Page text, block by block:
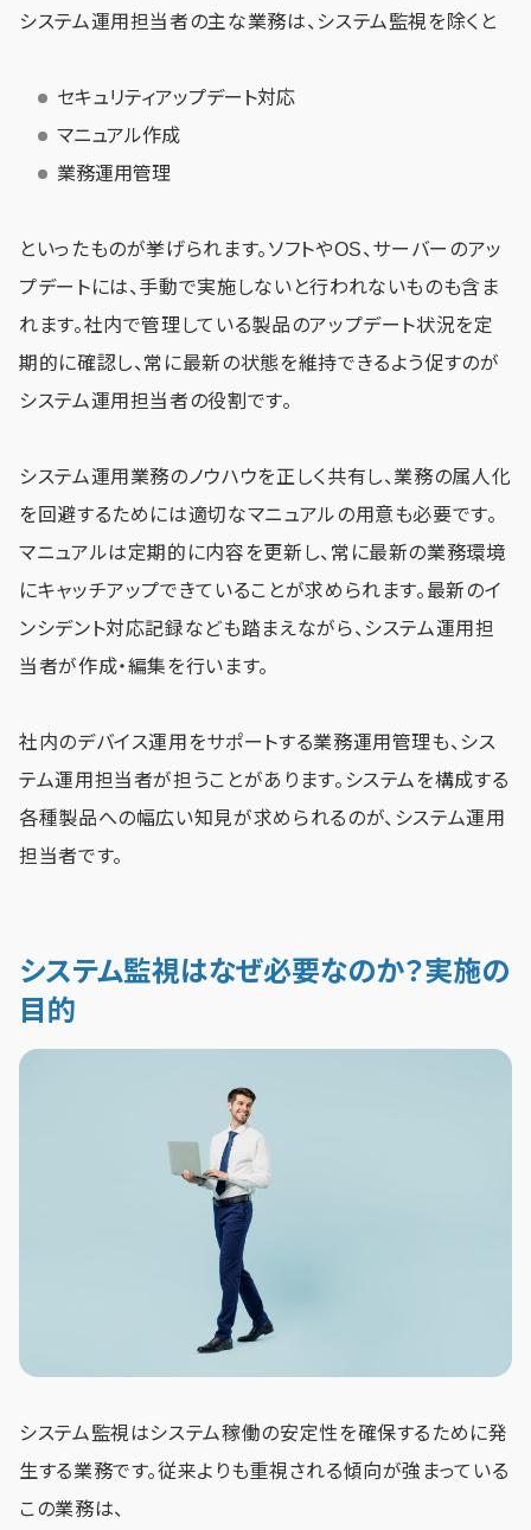
システム運用担当者の主な業務は、システム監視を除くと
セキュリティアップデート対応
マニュアル作成
業務運用管理
といったものが挙げられます。ソフトやOS、サーバーのアッ
プデートには、手動で実施しないと行われないものも含ま
れます。社内で管理している製品のアップデート状況を定
期的に確認し、常に最新の状態を維持できるよう促すのが
システム運用担当者の役割です。
システム運用業務のノウハウを正しく共有し、業務の属人化
を回避するためには適切なマニュアルの用意も必要です。
マニュアルは定期的に内容を更新し、常に最新の業務環境
にキャッチアップできていることが求められます。最新のイ
ンシデント対応記録なども踏まえながら、システム運用担
当者が作成・編集を行います。
社内のデバイス運用をサポートする業務運用管理も、シス
テム運用担当者が担うことがあります。システムを構成する
各種製品への幅広い知見が求められるのが、システム運用
担当者です。
システム監視はなぜ必要なのか？実施の
目的
システム監視はシステム稼働の安定性を確保するために発
生する業務です。従来よりも重視される傾向が強まっている
この業務は、